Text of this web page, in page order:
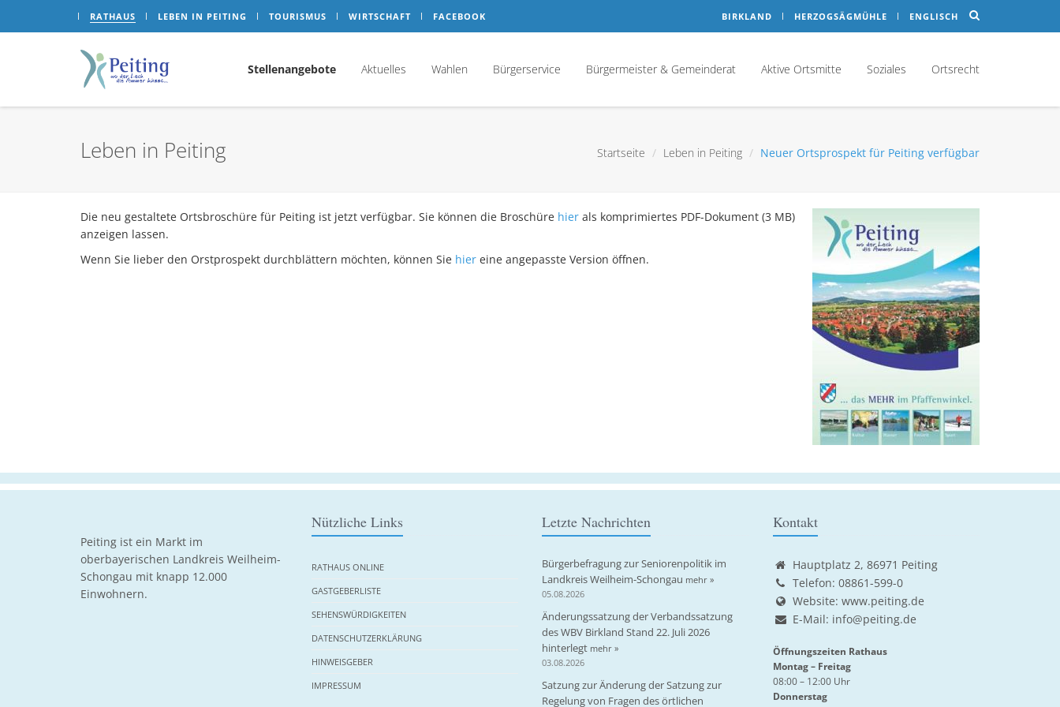
RATHAUS LEBEN IN PEITING TOURISMUS WIRTSCHAFT FACEBOOK BIRKLAND HERZOGSÄGMÜHLE ENGLISCH
Stellenangebote Aktuelles Wahlen Bürgerservice Bürgermeister & Gemeinderat Aktive Ortsmitte Soziales Ortsrecht
Leben in Peiting Startseite Leben in Peiting Neuer Ortsprospekt für Peiting verfügbar
Die neu gestaltete Ortsbroschüre für Peiting ist jetzt verfügbar. Sie können die Broschüre hier als komprimiertes PDF-Dokument (3 MB)
anzeigen lassen.
Wenn Sie lieber den Orstprospekt durchblättern möchten, können Sie hier eine angepasste Version öffnen.
Peiting ist ein Markt im
oberbayerischen Landkreis Weilheim-
Schongau mit knapp 12.000
Einwohnern.
Nützliche Links
RATHAUS ONLINE
GASTGEBERLISTE
SEHENSWÜRDIGKEITEN
DATENSCHUTZERKLÄRUNG
HINWEISGEBER
IMPRESSUM
Letzte Nachrichten
Bürgerbefragung zur Seniorenpolitik im
Landkreis Weilheim-Schongau mehr »
05.08.2026
Änderungssatzung der Verbandssatzung
des WBV Birkland Stand 22. Juli 2026
hinterlegt mehr »
03.08.2026
Satzung zur Änderung der Satzung zur
Regelung von Fragen des örtlichen
Kontakt
Hauptplatz 2, 86971 Peiting
Telefon: 08861-599-0
Website: www.peiting.de
E-Mail: info@peiting.de
Öffnungszeiten Rathaus
Montag – Freitag
08:00 – 12:00 Uhr
Donnerstag